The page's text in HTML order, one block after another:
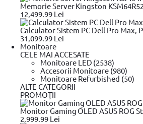
Memorie Server Kingston
12,499.99 Lei
Calculator Sistem PC Dell Pro Max,
31,099.99 Lei
Monitoare
CELE MAI ACCESATE
Monitoare LED (2538)
Accesorii Monitoare (980)
Monitoare Refurbished (50)
ALTE CATEGORII
PROMOŢII
Monitor Gaming OLED ASUS ROG
2,999.99 Lei
Organizator Stanley
lei
In stoc magazin
Sistem de depozitare 3
lei
In stoc magazin